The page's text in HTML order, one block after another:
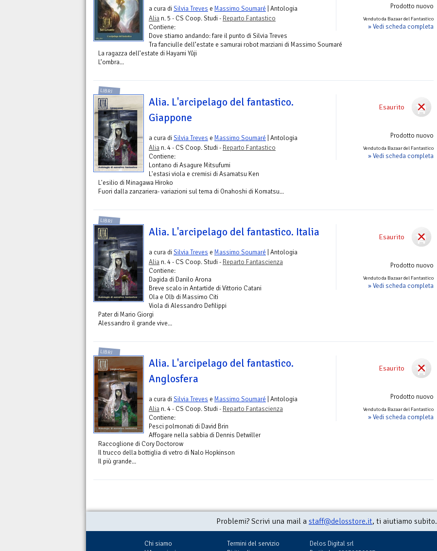
Prodotto nuovo
Venduto da Bazaar del Fantastico
» Vedi scheda completa
a cura diSilvia Treves e Massimo Soumaré | Antologia
Alia n. 5 - CS Coop. Studi - Reparto Fantastico
Contiene:
Dove stiamo andando: fare il punto di Silvia Treves
Tra fanciulle dell’estate e samurai robot marziani di Massimo Soumaré
La ragazza dell’estate di Hayami Yûji
L’ombra...
Esaurito
Prodotto nuovo
Venduto da Bazaar del Fantastico
» Vedi scheda completa
LIBRI
Alia. L'arcipelago del fantastico.
Giappone
a cura diSilvia Treves e Massimo Soumaré | Antologia
Alia n. 4 - CS Coop. Studi - Reparto Fantastico
Contiene:
Lontano di Asagure Mitsufumi
L'estasi viola e cremisi di Asamatsu Ken
L'esilio di Minagawa Hiroko
Fuori dalla zanzariera- variazioni sul tema di Onahoshi di Komatsu...
Esaurito
Prodotto nuovo
Venduto da Bazaar del Fantastico
» Vedi scheda completa
LIBRI
Alia. L'arcipelago del fantastico. Italia
a cura diSilvia Treves e Massimo Soumaré | Antologia
Alia n. 4 - CS Coop. Studi - Reparto Fantascienza
Contiene:
Dagida di Danilo Arona
Breve scalo in Antartide di Vittorio Catani
Ola e Olb di Massimo Citi
Viola di Alessandro Defilippi
Pater di Mario Giorgi
Alessandro il grande vive...
Esaurito
Prodotto nuovo
Venduto da Bazaar del Fantastico
» Vedi scheda completa
LIBRI
Alia. L'arcipelago del fantastico.
Anglosfera
a cura diSilvia Treves e Massimo Soumaré | Antologia
Alia n. 4 - CS Coop. Studi - Reparto Fantascienza
Contiene:
Pesci polmonati di David Brin
Affogare nella sabbia di Dennis Detwiller
Raccoglione di Cory Doctorow
Il trucco della bottiglia di vetro di Nalo Hopkinson
Il più grande...
Problemi? Scrivi una mail a staff@delosstore.it, ti aiutiamo subito.
Chi siamo
Termini del servizio
Delos Digital srl